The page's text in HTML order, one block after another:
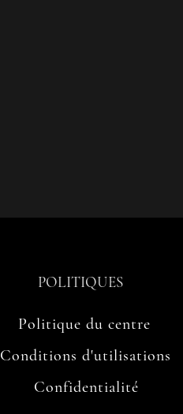
POLITIQUES
Politique du centre
Conditions d'utilisations
Confidentialité